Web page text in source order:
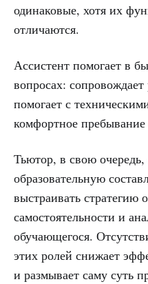
одинаковые, хотя их
отличаются.
Ассистент помогает в
вопросах:
помогает с
комфортное пребывание
Тьютор, в свою очередь,
образовательную
выстраивать стратегию
самостоятельности и
обучающегося.
этих ролей снижает
и размывает саму суть